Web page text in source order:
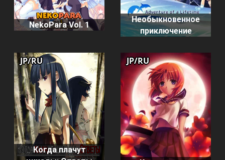
NekoPara Vol. 1
Необыкновенное
приключение
Когда плачут
JP/RU JP/RU